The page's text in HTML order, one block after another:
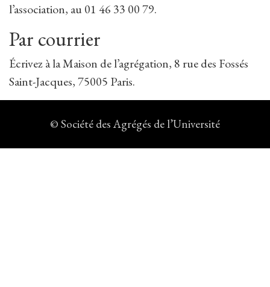
l’association, au 01 46 33 00 79.
Par courrier
Écrivez à la Maison de l’agrégation, 8 rue des Fossés
Saint-Jacques, 75005 Paris.
© Société des Agrégés de l’Université